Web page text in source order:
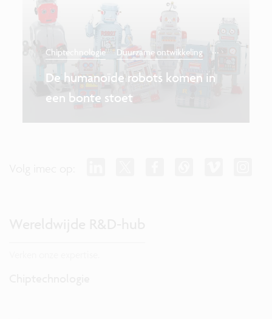
Chiptechnologie Duurzame ontwikkeling ...
De humanoïde robots komen in
een bonte stoet